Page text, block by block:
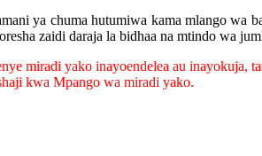
ya chuma hutumiwa kama mlango wa
zaidi daraja la bidhaa na mtindo wa
miradi yako inayoendelea au inayokuja,
kwa Mpango wa miradi yako.